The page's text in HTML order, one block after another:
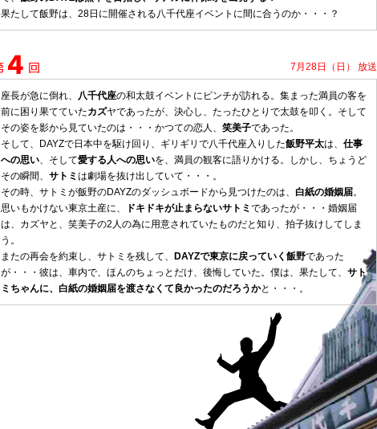
果たして飯野は、28日に開催される八千代座イベントに間に合うのか・・・？
7月28日（日） 放送
座長が急に倒れ、 八千代座の和太鼓イベントにピンチが訪れる。集まった満員の客を
前に困り果てていたカズヤであったが、決心し、たったひとりで太鼓を叩く。そして
その姿を影から見ていたのは・・・かつての恋人、 笑美子であった。
そして、DAYZで日本中を駆け回り、ギリギリで八千代座入りした飯野平太は、 仕事
への思い、そして愛する人への思いを、満員の観客に語りかける。しかし、ちょうど
その瞬間、 サトミ は劇場を抜け出していて・・・。
その時、サトミが飯野のDAYZのダッシュボードから見つけたのは、 白紙の婚姻届。
思いもかけない東京土産に、
ドキドキが止まらないサトミ であったが・・・婚姻届
は、カズヤと、笑美子の2人の為に用意されていたものだと知り、拍子抜けしてしま
う。
またの再会を約束し、サトミを残して、
DAYZで東京に戻っていく飯野であった
が・・・彼は、車内で、ほんのちょっとだけ、後悔していた。僕は、果たして、 サト
ミちゃんに、白紙の婚姻届を渡さなくて良かったのだろうかと・・・。